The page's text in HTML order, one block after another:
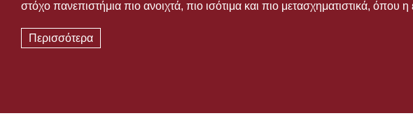
στόχο πανεπιστήμια πιο ανοιχτά, πιο ισότιμα και πιο μετασχηματιστικά, όπου
Περισσότερα